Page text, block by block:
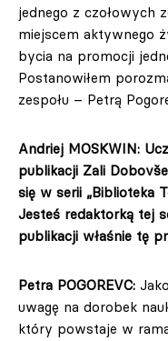
jednego z czołowych
miejscem aktywnego
bycia na promocji
Postanowiłem
zespołu – Petrą
Andriej MOSKWIN:
publikacji Zali
się w serii „Biblioteka
Jesteś redaktorką tej
publikacji właśnie tę
Petra POGOREVC:
uwagę na dorobek
który powstaje w